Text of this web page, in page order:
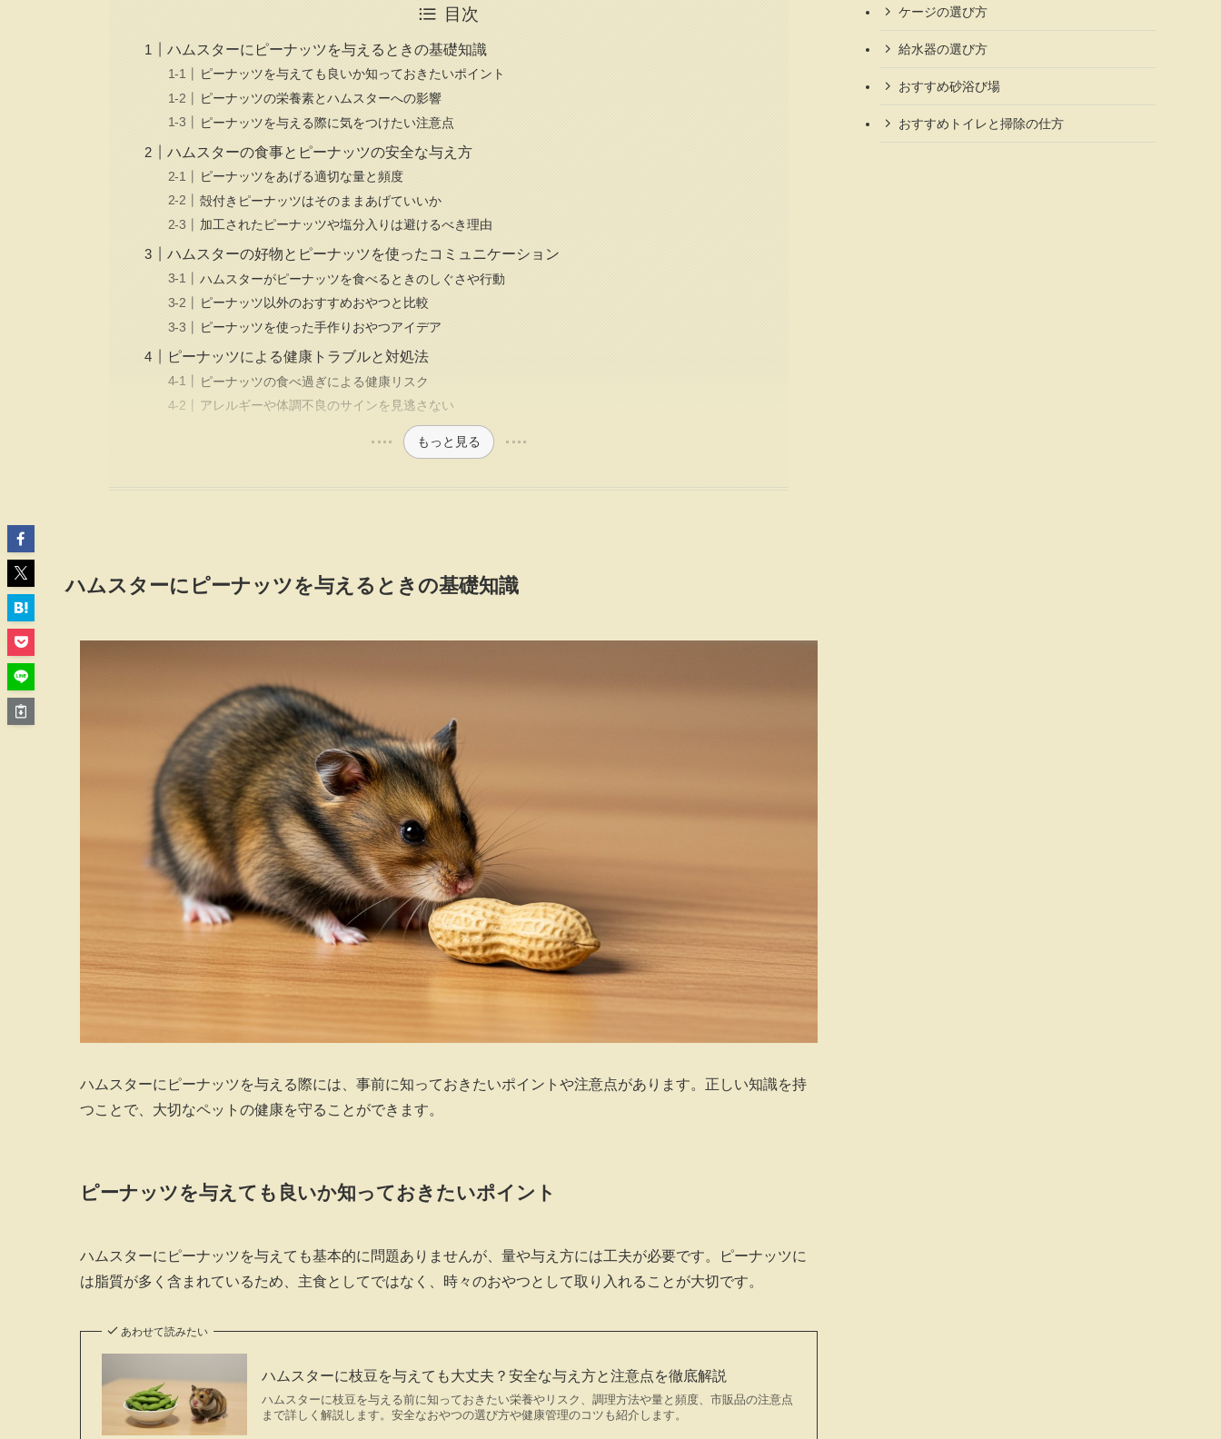
目次
ハムスターにピーナッツを与えるときの基礎知識
ピーナッツを与えても良いか知っておきたいポイント
ピーナッツの栄養素とハムスターへの影響
ピーナッツを与える際に気をつけたい注意点
ハムスターの食事とピーナッツの安全な与え方
ピーナッツをあげる適切な量と頻度
殻付きピーナッツはそのままあげていいか
加工されたピーナッツや塩分入りは避けるべき理由
ハムスターの好物とピーナッツを使ったコミュニケーション
ハムスターがピーナッツを食べるときのしぐさや行動
ピーナッツ以外のおすすめおやつと比較
ピーナッツを使った手作りおやつアイデア
ピーナッツによる健康トラブルと対処法
ピーナッツの食べ過ぎによる健康リスク
アレルギーや体調不良のサインを見逃さない
もっと見る
ハムスターにピーナッツを与えるときの基礎知識
ハムスターにピーナッツを与える際には、事前に知っておきたいポイントや注意点があります。正しい知識を持
つことで、大切なペットの健康を守ることができます。
ピーナッツを与えても良いか知っておきたいポイント
ハムスターにピーナッツを与えても基本的に問題ありませんが、量や与え方には工夫が必要です。ピーナッツに
は脂質が多く含まれているため、主食としてではなく、時々のおやつとして取り入れることが大切です。
あわせて読みたい
ハムスターに枝豆を与えても大丈夫？安全な与え方と注意点を徹底解説
ハムスターに枝豆を与える前に知っておきたい栄養やリスク、調理方法や量と頻度、市販品の注意点
まで詳しく解説します。安全なおやつの選び方や健康管理のコツも紹介します。
ケージの選び方
給水器の選び方
おすすめ砂浴び場
おすすめトイレと掃除の仕方